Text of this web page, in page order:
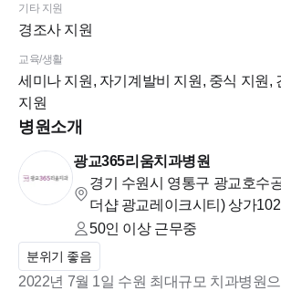
★ 병원 근처 커피 전문점에서 음료쿠폰제공(
★ 1인기숙사 제공(병원에서 10분거리) 또는
많이 오셨으면 합니다.
분명이 쉽지 않은 병원입니다. 환자분들이
고 있기때문에요..
그래서 저희 원장님들은 타병원들 보다 【 급여
여두었습니다.】
기타 지원
경조사 지원
교육/생활
세미나 지원, 자기계발비 지원, 중식 지원,
지원
병원소개
광교365리움치과병원
경기 수원시 영통구 광교호수
더샵 광교레이크시티) 상가
50인 이상근무중
분위기 좋음
2022년 7월 1일 수원 최대규모 치과병원